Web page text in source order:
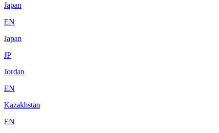
Japan
EN
Japan
JP
Jordan
EN
Kazakhstan
EN